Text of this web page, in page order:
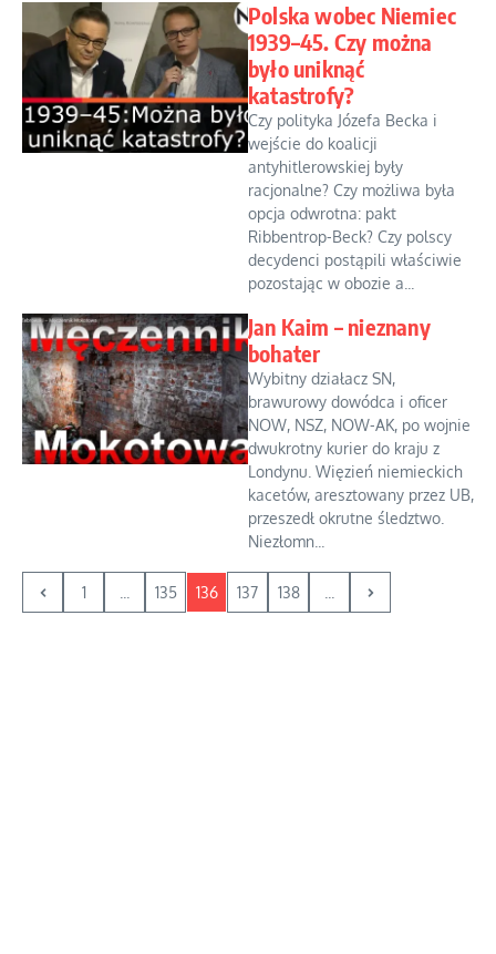
Polska wobec Niemiec
1939–45. Czy można
było uniknąć
katastrofy?
Czy polityka Józefa Becka i
wejście do koalicji
antyhitlerowskiej były
racjonalne? Czy możliwa była
opcja odwrotna: pakt
Ribbentrop-Beck? Czy polscy
decydenci postąpili właściwie
pozostając w obozie a...
Jan Kaim – nieznany
bohater
Wybitny działacz SN,
brawurowy dowódca i oficer
NOW, NSZ, NOW-AK, po wojnie
dwukrotny kurier do kraju z
Londynu. Więzień niemieckich
kacetów, aresztowany przez UB,
przeszedł okrutne śledztwo.
Niezłomn...
1 135 136 137 138